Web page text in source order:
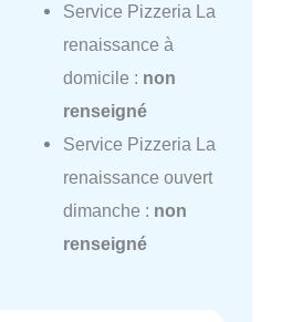
Service Pizzeria La
renaissance à
domicile : non
renseigné
Service Pizzeria La
renaissance ouvert
dimanche : non
renseigné